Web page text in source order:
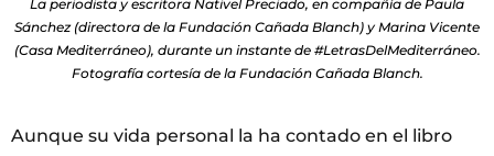
La periodista y escritora Nativel Preciado, en compañía de Paula
Sánchez (directora de la Fundación Cañada Blanch) y Marina Vicente
(Casa Mediterráneo), durante un instante de #LetrasDelMediterráneo.
Fotografía cortesía de la Fundación Cañada Blanch.
Aunque su vida personal la ha contado en el libro